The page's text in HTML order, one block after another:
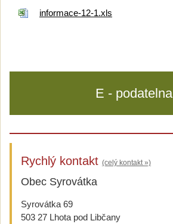
informace-12-1.xls
E - podatelna
Rychlý kontakt (celý kontakt »)
Obec Syrovátka
Syrovátka 69
503 27 Lhota pod Libčany